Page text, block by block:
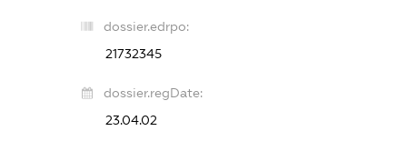
dossier.edrpo:
21732345
dossier.regDate:
23.04.02